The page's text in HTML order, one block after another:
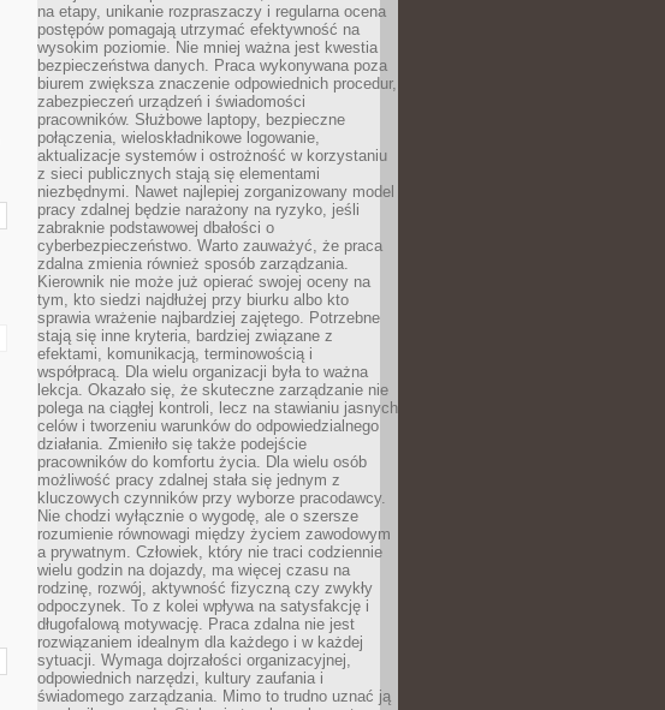
na etapy, unikanie rozpraszaczy i regularna ocena
postępów pomagają utrzymać efektywność na
wysokim poziomie. Nie mniej ważna jest kwestia
bezpieczeństwa danych. Praca wykonywana poza
biurem zwiększa znaczenie odpowiednich procedur,
zabezpieczeń urządzeń i świadomości
pracowników. Służbowe laptopy, bezpieczne
połączenia, wieloskładnikowe logowanie,
aktualizacje systemów i ostrożność w korzystaniu
z sieci publicznych stają się elementami
niezbędnymi. Nawet najlepiej zorganizowany model
pracy zdalnej będzie narażony na ryzyko, jeśli
zabraknie podstawowej dbałości o
cyberbezpieczeństwo. Warto zauważyć, że praca
zdalna zmienia również sposób zarządzania.
Kierownik nie może już opierać swojej oceny na
tym, kto siedzi najdłużej przy biurku albo kto
sprawia wrażenie najbardziej zajętego. Potrzebne
stają się inne kryteria, bardziej związane z
efektami, komunikacją, terminowością i
współpracą. Dla wielu organizacji była to ważna
lekcja. Okazało się, że skuteczne zarządzanie nie
polega na ciągłej kontroli, lecz na stawianiu jasnych
celów i tworzeniu warunków do odpowiedzialnego
działania. Zmieniło się także podejście
pracowników do komfortu życia. Dla wielu osób
możliwość pracy zdalnej stała się jednym z
kluczowych czynników przy wyborze pracodawcy.
Nie chodzi wyłącznie o wygodę, ale o szersze
rozumienie równowagi między życiem zawodowym
a prywatnym. Człowiek, który nie traci codziennie
wielu godzin na dojazdy, ma więcej czasu na
rodzinę, rozwój, aktywność fizyczną czy zwykły
odpoczynek. To z kolei wpływa na satysfakcję i
długofalową motywację. Praca zdalna nie jest
rozwiązaniem idealnym dla każdego i w każdej
sytuacji. Wymaga dojrzałości organizacyjnej,
odpowiednich narzędzi, kultury zaufania i
świadomego zarządzania. Mimo to trudno uznać ją